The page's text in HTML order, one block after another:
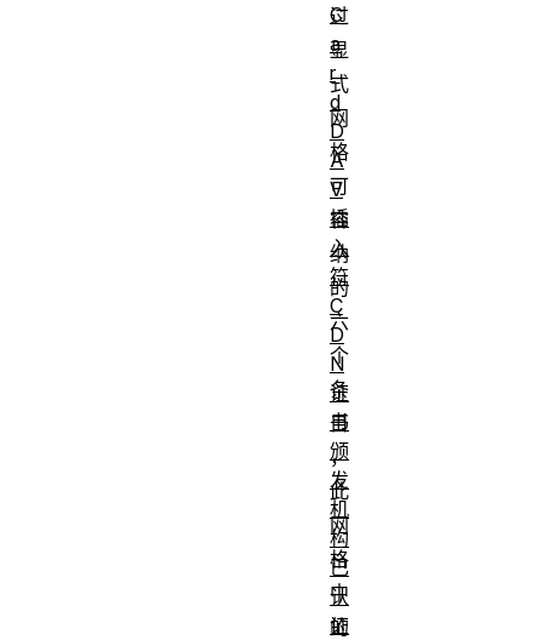
过
显
式
网
格
可
容
纳
的
六
个
条
目
，
此
网
格
中
的
C
a
r
d
D
A
V
插
入
符
C
D
N
证
书
颁
发
机
构
已
认
证